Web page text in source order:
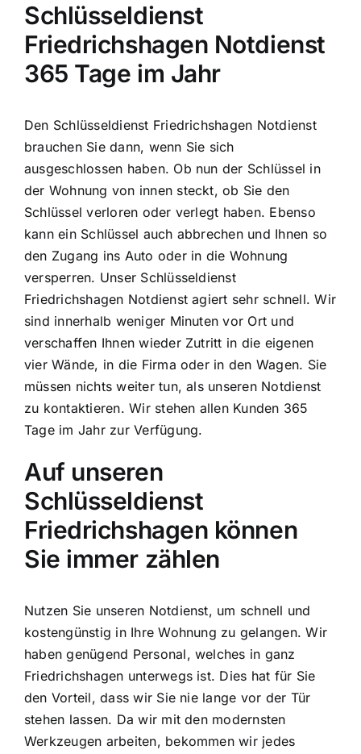
Schlüsseldienst
Friedrichshagen Notdienst
365 Tage im Jahr
Den Schlüsseldienst Friedrichshagen Notdienst
brauchen Sie dann, wenn Sie sich
ausgeschlossen haben. Ob nun der Schlüssel in
der Wohnung von innen steckt, ob Sie den
Schlüssel verloren oder verlegt haben. Ebenso
kann ein Schlüssel auch abbrechen und Ihnen so
den Zugang ins Auto oder in die Wohnung
versperren. Unser Schlüsseldienst
Friedrichshagen Notdienst agiert sehr schnell. Wir
sind innerhalb weniger Minuten vor Ort und
verschaffen Ihnen wieder Zutritt in die eigenen
vier Wände, in die Firma oder in den Wagen. Sie
müssen nichts weiter tun, als unseren Notdienst
zu kontaktieren. Wir stehen allen Kunden 365
Tage im Jahr zur Verfügung.
Auf unseren
Schlüsseldienst
Friedrichshagen können
Sie immer zählen
Nutzen Sie unseren Notdienst, um schnell und
kostengünstig in Ihre Wohnung zu gelangen. Wir
haben genügend Personal, welches in ganz
Friedrichshagen unterwegs ist. Dies hat für Sie
den Vorteil, dass wir Sie nie lange vor der Tür
stehen lassen. Da wir mit den modernsten
Werkzeugen arbeiten, bekommen wir jedes